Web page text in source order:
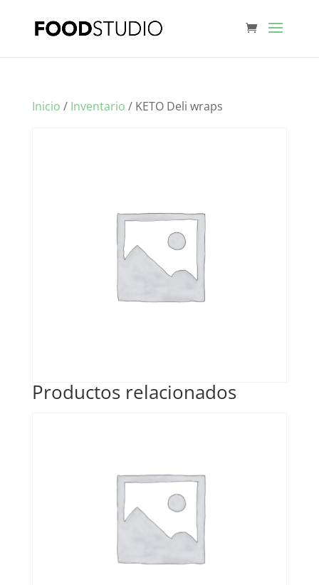
Inicio / Inventario / KETO Deli wraps
Productos relacionados